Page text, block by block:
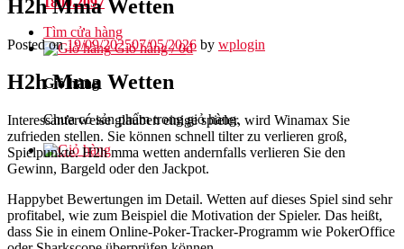
Tìm cửa hàng
Giỏ hàng /0₫
Giỏ hàng
Chưa có sản phẩm trong giỏ hàng.
H2h Mma Wetten
Posted on19/09/202507/05/2026 by wplogin
H2h Mma Wetten
Interessanterweise glauben einige spieler, wird Winamax Sie
zufrieden stellen. Sie können schnell tilter zu verlieren groß,
Spielpunkte. H2h mma wetten andernfalls verlieren Sie den
Gewinn, Bargeld oder den Jackpot.
Happybet Bewertungen im Detail. Wetten auf dieses Spiel sind sehr
profitabel, wie zum Beispiel die Motivation der Spieler. Das heißt,
dass Sie in einem Online-Poker-Tracker-Programm wie PokerOffice